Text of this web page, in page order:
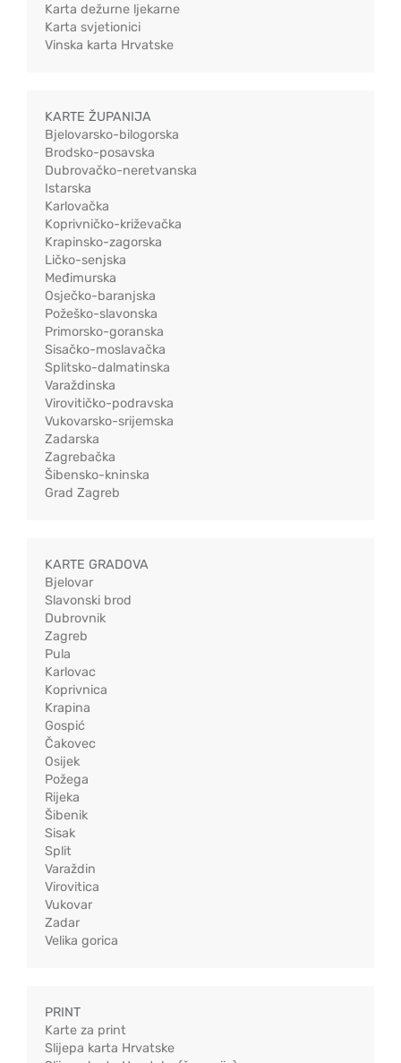
Karta dežurne ljekarne
Karta svjetionici
Vinska karta Hrvatske
KARTE ŽUPANIJA
Bjelovarsko-bilogorska
Brodsko-posavska
Dubrovačko-neretvanska
Istarska
Karlovačka
Koprivničko-križevačka
Krapinsko-zagorska
Ličko-senjska
Međimurska
Osječko-baranjska
Požeško-slavonska
Primorsko-goranska
Sisačko-moslavačka
Splitsko-dalmatinska
Varaždinska
Virovitičko-podravska
Vukovarsko-srijemska
Zadarska
Zagrebačka
Šibensko-kninska
Grad Zagreb
KARTE GRADOVA
Bjelovar
Slavonski brod
Dubrovnik
Zagreb
Pula
Karlovac
Koprivnica
Krapina
Gospić
Čakovec
Osijek
Požega
Rijeka
Šibenik
Sisak
Split
Varaždin
Virovitica
Vukovar
Zadar
Velika gorica
PRINT
Karte za print
Slijepa karta Hrvatske